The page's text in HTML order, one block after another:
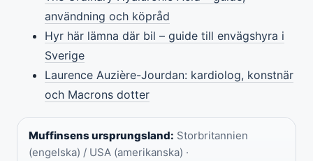
användning och köpråd
Hyr här lämna där bil – guide till envägshyra i
Sverige
Laurence Auzière-Jourdan: kardiolog, konstnär
och Macrons dotter
Muffinsens ursprungsland: Storbritannien
(engelska) / USA (amerikanska) ·